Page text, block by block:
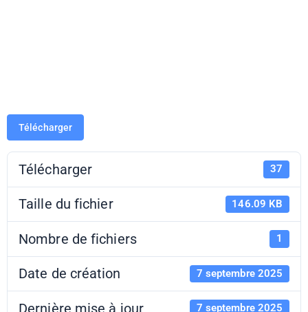
Télécharger
Télécharger 37
Taille du fichier 146.09 KB
Nombre de fichiers 1
Date de création 7 septembre 2025
Dernière mise à jour 7 septembre 2025